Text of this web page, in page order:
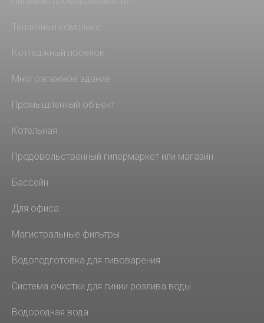
Тепличный комплекс
Коттеджный поселок
Многоэтажное здание
Промышленный объект
Котельная
Продовольственный гипермаркет или магазин
Бассейн
Для офиса
Магистральные фильтры
Водоподготовка для пивоварения
Система очистки для линии розлива воды
Водородная вода